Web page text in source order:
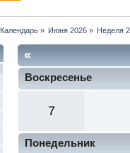
Календарь» Июня 2026» Неделя
«
Воскресенье
7
Понедельник